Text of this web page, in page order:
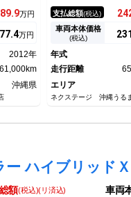
ーフレ
ーシー
ヘッ
クルコ
エアコン
89.9万円
77.4万円
2012年
61,000km
沖縄県
１年保証 モデリスタ
ロ 純正９インチナビ
カメラ 衝突被害軽減
スタ１８インチアル
ラレコ コーナーセン
マートキー ＬＥＤ
支払総額(税込)
車両本体価格
(税込)
年式
走行距離
エリア
ネクステージ 沖縄うる
額(税込)(リ済込) 車両